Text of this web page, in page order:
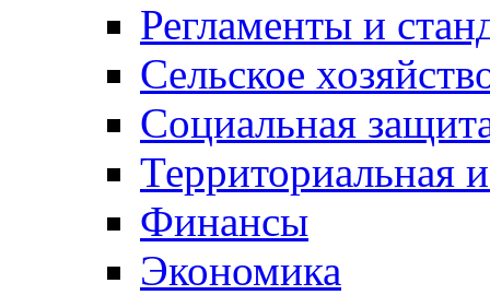
Регламенты и
Сельское
Социальная
Территориальная
Финансы
Экономика